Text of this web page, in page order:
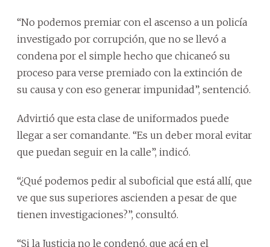
“No podemos premiar con el ascenso a un policía
investigado por corrupción, que no se llevó a
condena por el simple hecho que chicaneó su
proceso para verse premiado con la extinción de
su causa y con eso generar impunidad”, sentenció.
Advirtió que esta clase de uniformados puede
llegar a ser comandante. “Es un deber moral evitar
que puedan seguir en la calle”, indicó.
“¿Qué podemos pedir al suboficial que está allí, que
ve que sus superiores ascienden a pesar de que
tienen investigaciones?”, consultó.
“Si la Justicia no le condenó, que acá en el